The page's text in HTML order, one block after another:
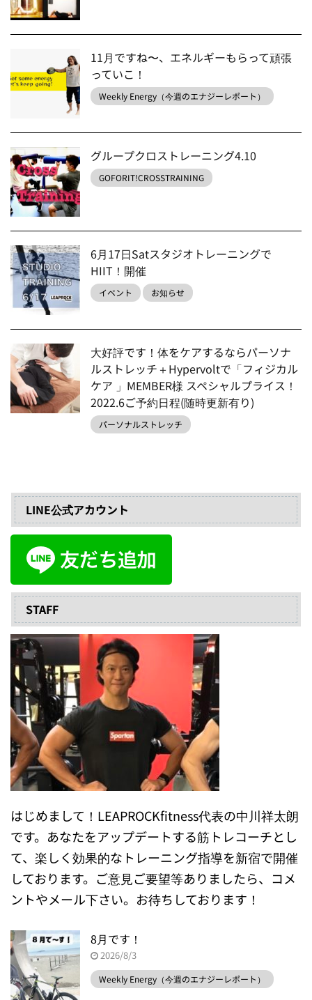
11月ですね〜、エネルギーもらって頑張
っていこ！
Weekly Energy（今週のエナジーレポート）
グループクロストレーニング4.10
GOFORIT!CROSSTRAINING
6月17日Satスタジオトレーニングで
HIIT！開催
イベント お知らせ
大好評です！体をケアするならパーソナ
ルストレッチ＋Hypervoltで「フィジカル
ケア 」MEMBER様 スペシャルプライス！
2022.6ご予約日程(随時更新有り)
パーソナルストレッチ
LINE公式アカウント
STAFF
はじめまして！LEAPROCKfitness代表の中川祥太朗
です。あなたをアップデートする筋トレコーチとし
て、楽しく効果的なトレーニング指導を新宿で開催
しております。ご意見ご要望等ありましたら、コメ
ントやメール下さい。お待ちしております！
8月です！
2026/8/3
Weekly Energy（今週のエナジーレポート）